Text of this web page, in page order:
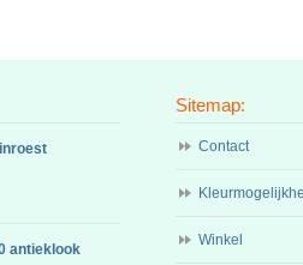
antieklook
Sitemap:
Contact
Winkel